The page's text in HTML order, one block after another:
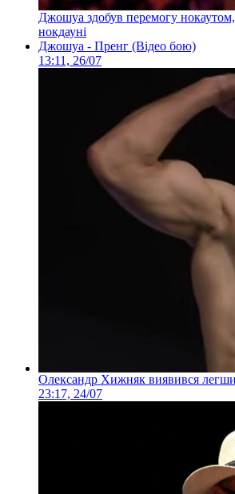
Джошуа здобув перемогу
нокдауні
Джошуа - Пренг (Відео бою)
13:11, 26/07
Олександр Хижняк виявився
23:17, 24/07